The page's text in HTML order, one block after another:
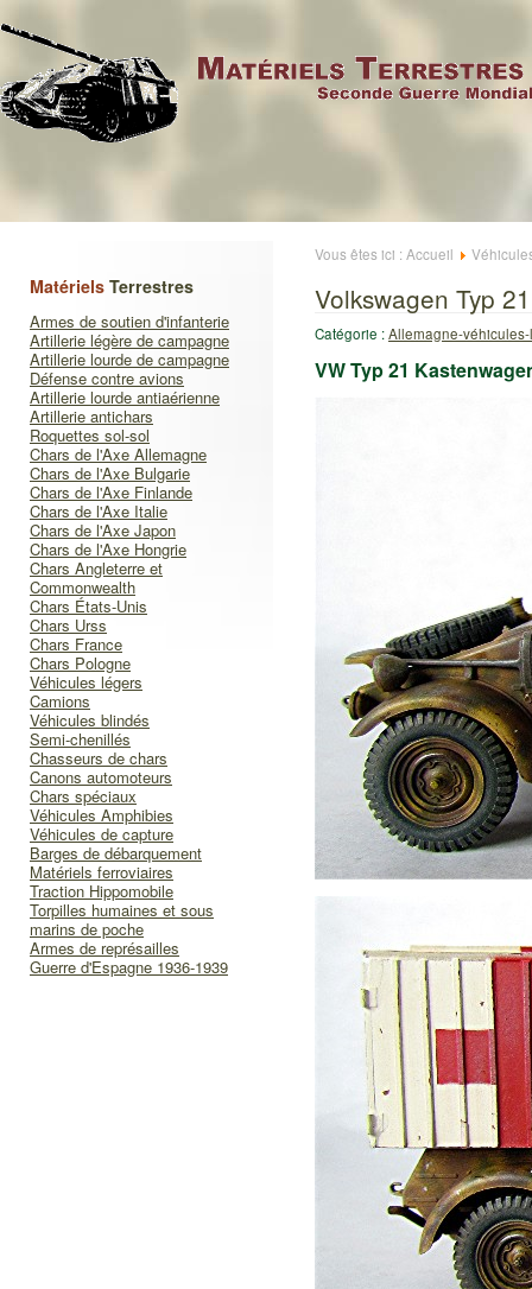
Matériels Terrestres
Armes de soutien d'infanterie
Artillerie légère de campagne
Artillerie lourde de campagne
Défense contre avions
Artillerie lourde antiaérienne
Artillerie antichars
Roquettes sol-sol
Chars de l'Axe Allemagne
Chars de l'Axe Bulgarie
Chars de l'Axe Finlande
Chars de l'Axe Italie
Chars de l'Axe Japon
Chars de l'Axe Hongrie
Chars Angleterre et
Commonwealth
Chars États-Unis
Chars Urss
Chars France
Chars Pologne
Véhicules légers
Camions
Véhicules blindés
Semi-chenillés
Chasseurs de chars
Canons automoteurs
Chars spéciaux
Véhicules Amphibies
Véhicules de capture
Barges de débarquement
Matériels ferroviaires
Traction Hippomobile
Torpilles humaines et sous
marins de poche
Armes de représailles
Guerre d'Espagne 1936-1939
Vous êtes ici : Accueil
Volkswagen Typ
Catégorie :Allemagne-
VW Typ 21